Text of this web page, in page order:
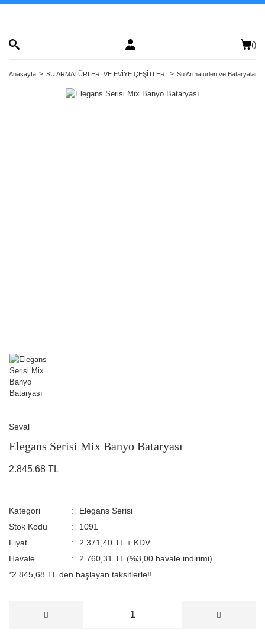
()
Anasayfa SU ARMATÜRLERİ VE EVİYE ÇEŞİTLERİ Su Armatürleri ve Bataryalar
Seval
Elegans Serisi Mix Banyo Bataryası
2.845,68 TL
Kategori
Elegans Serisi
Stok Kodu
1091
Fiyat
2.371,40 TL + KDV
Havale
2.760,31 TL (%3,00 havale indirimi)
*2.845,68 TL den başlayan taksitlerle!!